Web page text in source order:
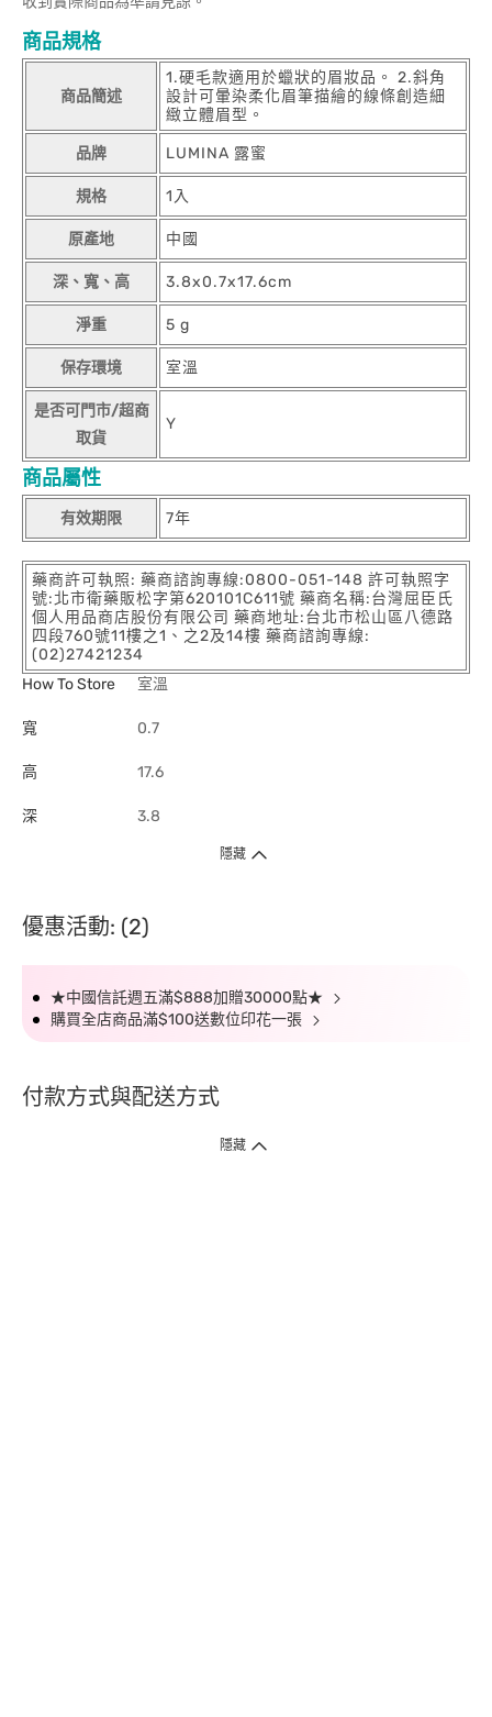
商品規格
商品簡述
1.硬毛款適用於蠟狀的眉妝品。 2.斜角
設計可暈染柔化眉筆描繪的線條創造細
緻立體眉型。
品牌 LUMINA 露蜜
規格 1入
原產地 中國
深、寬、高 3.8x0.7x17.6cm
淨重 5 g
保存環境 室溫
是否可門市/超商
取貨
Y
商品屬性
有效期限 7年
藥商許可執照: 藥商諮詢專線:0800-051-148 許可執照字
號:北市衛藥販松字第620101C611號 藥商名稱:台灣屈臣氏
個人用品商店股份有限公司 藥商地址:台北市松山區八德路
四段760號11樓之1、之2及14樓 藥商諮詢專線:
(02)27421234
How To Store
室溫
寬 0.7
高 17.6
深 3.8
隱藏
優惠活動: (2)
★中國信託週五滿$888加贈30000點★
購買全店商品滿$100送數位印花一張
付款方式與配送方式
隱藏